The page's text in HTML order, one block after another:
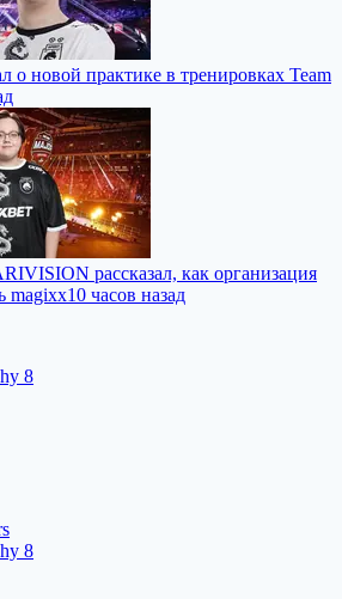
о новой практике в тренировках Team
рассказал, как организация
magixx10 часов назад
8
8